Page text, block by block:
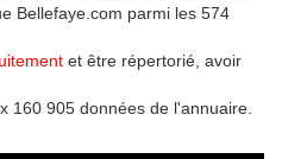
Bellefaye.com parmi les 574
et être répertorié, avoir
160 905 données de l'annuaire.